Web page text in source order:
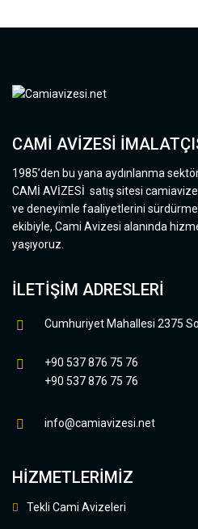
CAMI AVIZESI
1985’den bu yana aydınlanma
CAMİ AVİZESİ satış sitesi
ve deneyimle faaliyetlerini
ekibiyle, Cami Avizesi alanında
yaşıyoruz.
İLETIŞIM ADRESLERI
Cumhuriyet Mahallesi 2375
+90 537 876 75 76
+90 537 876 75 76
info@camiavizesi.net
HIZMETLERIMIZ
Tekli Cami Avizeleri